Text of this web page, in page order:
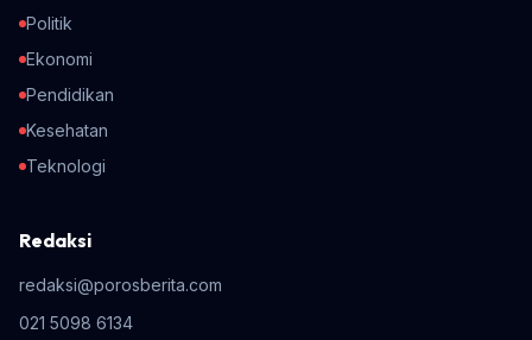
Politik
Ekonomi
Pendidikan
Kesehatan
Teknologi
Redaksi
redaksi@porosberita.com
021 5098 6134